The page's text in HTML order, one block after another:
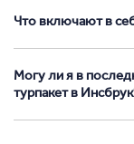
Что включают в
Могу ли я в
турпакет в